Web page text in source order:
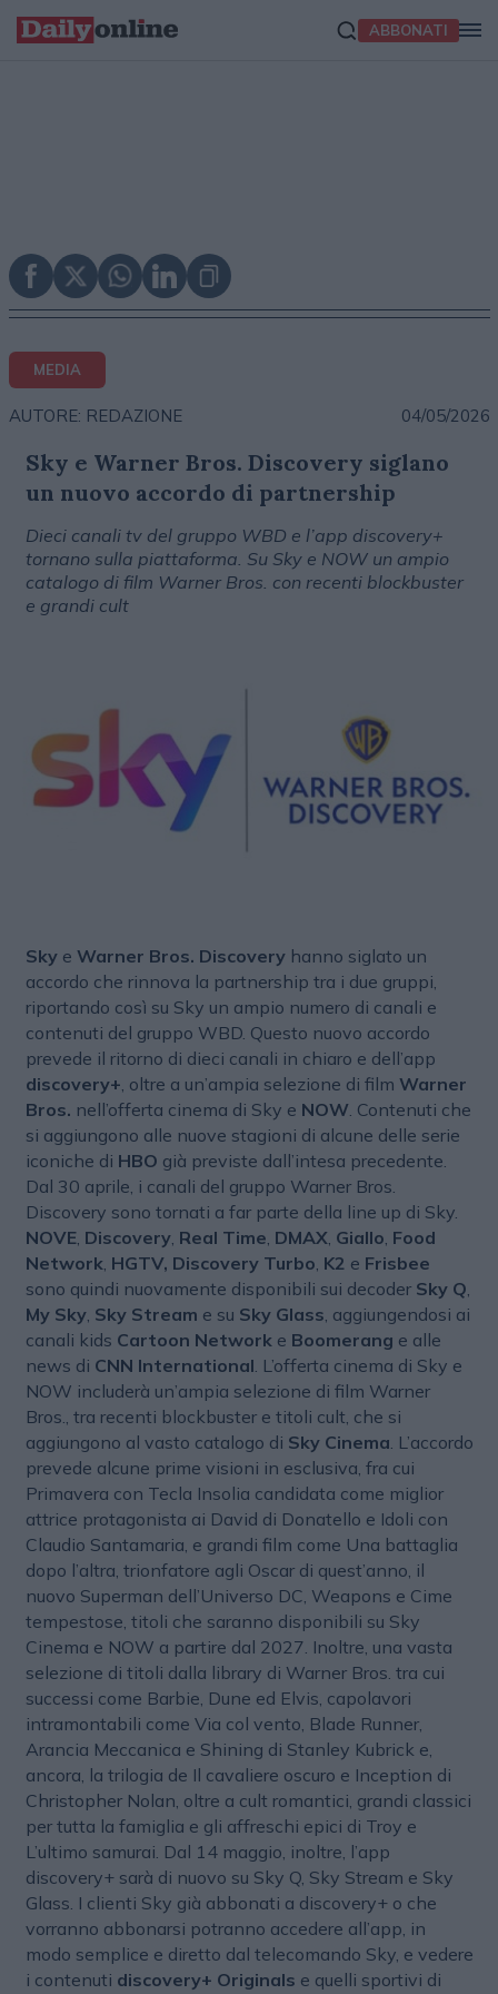
ABBONATI
MEDIA
AUTORE: REDAZIONE 04/05/2026
Sky e Warner Bros. Discovery siglano
un nuovo accordo di partnership
Dieci canali tv del gruppo WBD e l’app discovery+
tornano sulla piattaforma. Su Sky e NOW un ampio
catalogo di film Warner Bros. con recenti blockbuster
e grandi cult
Skye Warner Bros. Discoveryhanno siglato un
accordo che rinnova la partnership tra i due gruppi,
riportando così su Sky un ampio numero di canali e
contenuti del gruppo WBD. Questo nuovo accordo
prevede il ritorno di dieci canali in chiaro e dell’app
discovery+, oltre a un’ampia selezione di film Warner
Bros. nell’offerta cinema di Sky e NOW. Contenuti che
si aggiungono alle nuove stagioni di alcune delle serie
iconiche di HBO già previste dall’intesa precedente.
Dal 30 aprile, i canali del gruppo Warner Bros.
Discovery sono tornati a far parte della line up di Sky.
NOVE, Discovery, Real Time, DMAX, Giallo, Food
Network, HGTV, Discovery Turbo, K2 e Frisbee
sono quindi nuovamente disponibili sui decoder Sky Q,
My Sky, Sky Stream e su Sky Glass, aggiungendosi ai
canali kids Cartoon Networke Boomerang e alle
news di CNN International. L’offerta cinema di Sky e
NOW includerà un’ampia selezione di film Warner
Bros., tra recenti blockbuster e titoli cult, che si
aggiungono al vasto catalogo di Sky Cinema. L’accordo
prevede alcune prime visioni in esclusiva, fra cui
Primavera con Tecla Insolia candidata come miglior
attrice protagonista ai David di Donatello e Idoli con
Claudio Santamaria, e grandi film come Una battaglia
dopo l’altra, trionfatore agli Oscar di quest’anno, il
nuovo Superman dell’Universo DC, Weapons e Cime
tempestose, titoli che saranno disponibili su Sky
Cinema e NOW a partire dal 2027. Inoltre, una vasta
selezione di titoli dalla library di Warner Bros. tra cui
successi come Barbie, Dune ed Elvis, capolavori
intramontabili come Via col vento, Blade Runner,
Arancia Meccanica e Shining di Stanley Kubrick e,
ancora, la trilogia de Il cavaliere oscuro e Inception di
Christopher Nolan, oltre a cult romantici, grandi classici
per tutta la famiglia e gli affreschi epici di Troy e
L’ultimo samurai. Dal 14 maggio, inoltre, l’app
discovery+ sarà di nuovo su Sky Q, Sky Stream e Sky
Glass. I clienti Sky già abbonati a discovery+ o che
vorranno abbonarsi potranno accedere all’app, in
modo semplice e diretto dal telecomando Sky, e vedere
i contenuti discovery+ Originals e quelli sportivi di